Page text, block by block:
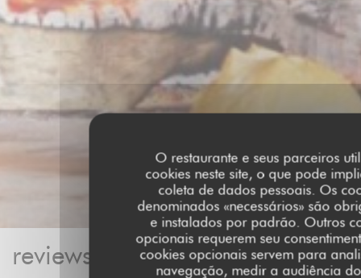
O restaurante e seus parceiros
cookies neste site, o que pode
coleta de dados pessoais. Os
denominados «necessários» são
e instalados por padrão. Outros
opcionais requerem seu
cookies opcionais servem para
navegação, medir a audiência